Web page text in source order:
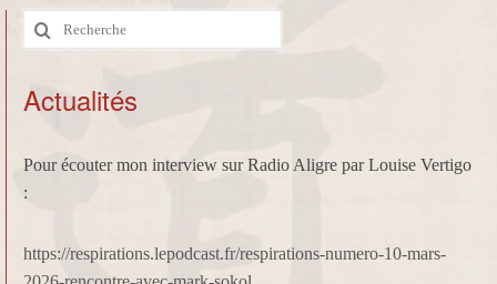
publications
Rechercher
:
Actualités
Pour écouter mon interview sur Radio Aligre par Louise Vertigo
:
https://respirations.lepodcast.fr/respirations-numero-10-mars-